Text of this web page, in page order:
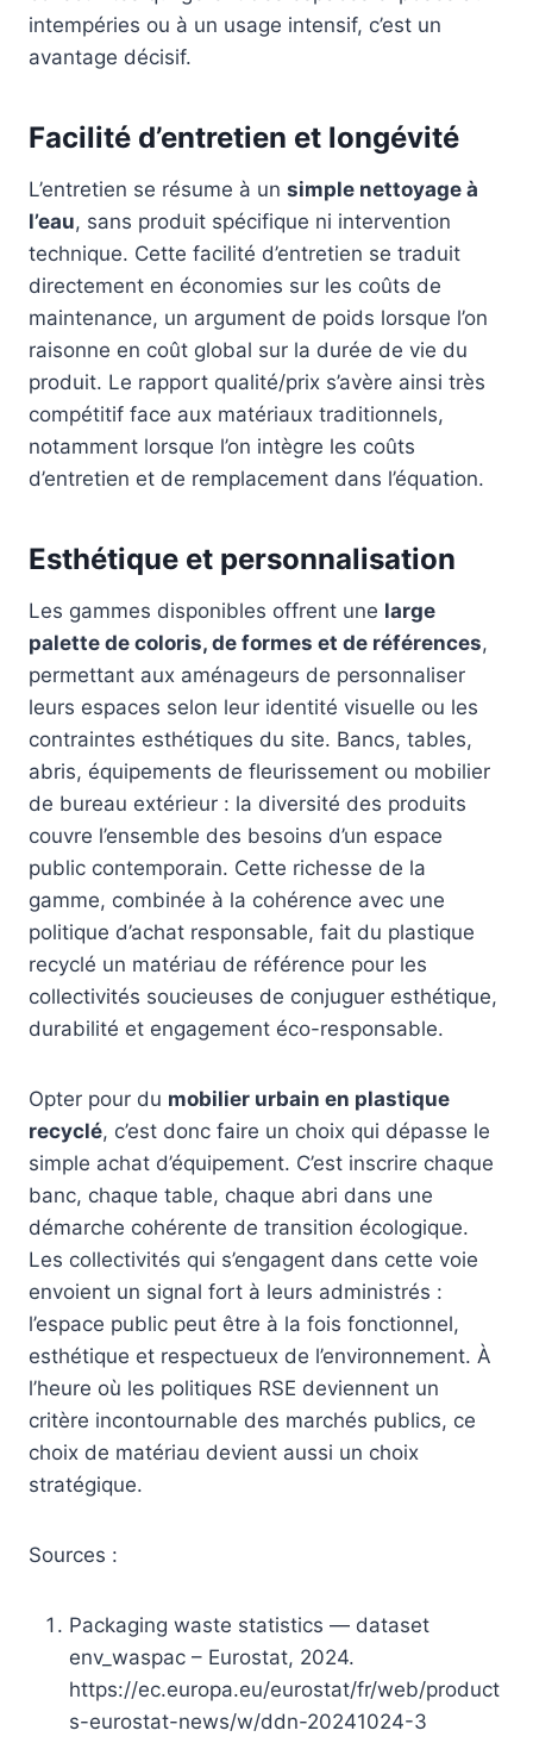
intempéries ou à un usage intensif, c’est un
avantage décisif.
Facilité d’entretien et longévité
L’entretien se résume à un simple nettoyage à
l’eau, sans produit spécifique ni intervention
technique. Cette facilité d’entretien se traduit
directement en économies sur les coûts de
maintenance, un argument de poids lorsque l’on
raisonne en coût global sur la durée de vie du
produit. Le rapport qualité/prix s’avère ainsi très
compétitif face aux matériaux traditionnels,
notamment lorsque l’on intègre les coûts
d’entretien et de remplacement dans l’équation.
Esthétique et personnalisation
Les gammes disponibles offrent une large
palette de coloris, de formes et de références,
permettant aux aménageurs de personnaliser
leurs espaces selon leur identité visuelle ou les
contraintes esthétiques du site. Bancs, tables,
abris, équipements de fleurissement ou mobilier
de bureau extérieur : la diversité des produits
couvre l’ensemble des besoins d’un espace
public contemporain. Cette richesse de la
gamme, combinée à la cohérence avec une
politique d’achat responsable, fait du plastique
recyclé un matériau de référence pour les
collectivités soucieuses de conjuguer esthétique,
durabilité et engagement éco-responsable.
Opter pour du mobilier urbain en plastique
recyclé, c’est donc faire un choix qui dépasse le
simple achat d’équipement. C’est inscrire chaque
banc, chaque table, chaque abri dans une
démarche cohérente de transition écologique.
Les collectivités qui s’engagent dans cette voie
envoient un signal fort à leurs administrés :
l’espace public peut être à la fois fonctionnel,
esthétique et respectueux de l’environnement. À
l’heure où les politiques RSE deviennent un
critère incontournable des marchés publics, ce
choix de matériau devient aussi un choix
stratégique.
Sources :
Packaging waste statistics — dataset
env_waspac – Eurostat, 2024.
https://ec.europa.eu/eurostat/fr/web/product
s-eurostat-news/w/ddn-20241024-3